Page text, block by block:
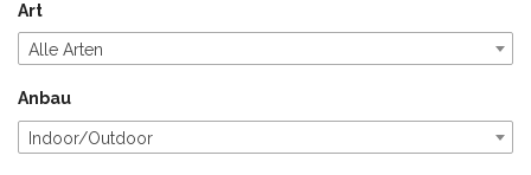
Art
Alle Arten
Anbau
Indoor/Outdoor